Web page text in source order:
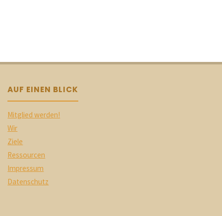
AUF EINEN BLICK
Mitglied werden!
Wir
Ziele
Ressourcen
Impressum
Datenschutz